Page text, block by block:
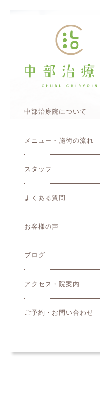
中部治療院について
メニュー・施術の流れ
スタッフ
よくある質問
お客様の声
ブログ
アクセス・院案内
ご予約・お問い合わせ